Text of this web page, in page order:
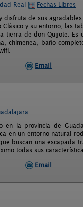
Real
Fechas Libres
disfruta de sus
y su entorno, las
de don Quijote. Es
chimenea, baño
Email
la provincia de
en un entorno natural
buscan una escapada
todas sus
Email